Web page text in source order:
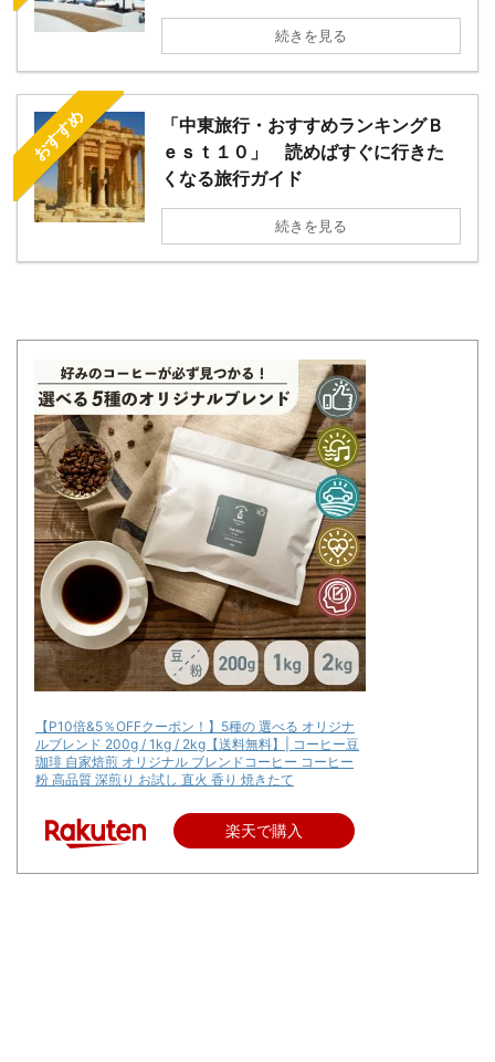
続きを見る
おすすめ
「中東旅行・おすすめランキングＢ
ｅｓｔ１０」 読めばすぐに行きた
くなる旅行ガイド
続きを見る
【P10倍&5％OFFクーポン！】5種の 選べる オリジナ
ルブレンド 200g / 1kg / 2kg【送料無料】| コーヒー豆
珈琲 自家焙煎 オリジナル ブレンドコーヒー コーヒー
粉 高品質 深煎り お試し 直火 香り 焼きたて
楽天で購入